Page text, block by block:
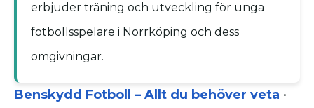
erbjuder träning och utveckling för unga
fotbollsspelare i Norrköping och dess
omgivningar.
Benskydd Fotboll – Allt du behöver veta •